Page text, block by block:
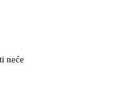
neće